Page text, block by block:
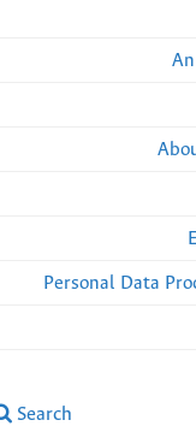
Personal Data
Search